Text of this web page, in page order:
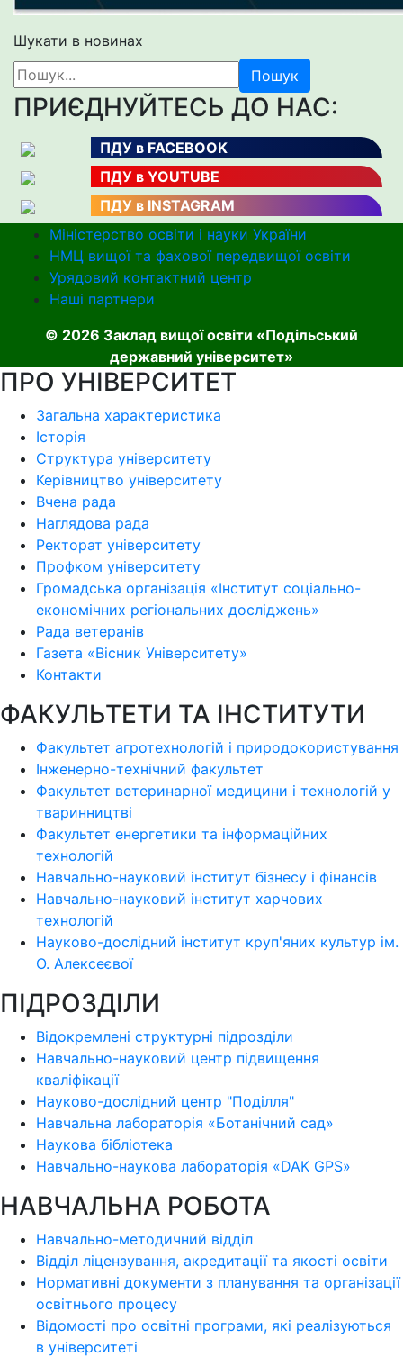
Шукати в новинах
Пошук
ПРИЄДНУЙТЕСЬ ДО НАС:
ПДУ в FACEBOOK
ПДУ в YOUTUBE
ПДУ в INSTAGRAM
Міністерство освіти і науки України
НМЦ вищої та фахової передвищої освіти
Урядовий контактний центр
Наші партнери
© 2026 Заклад вищої освіти «Подільський
державний університет»
ПРО УНІВЕРСИТЕТ
Загальна характеристика
Історія
Структура університету
Керівництво університету
Вчена рада
Наглядова рада
Ректорат університету
Профком університету
Громадська організація «Інститут соціально-
економічних регіональних досліджень»
Рада ветеранів
Газета «Вісник Університету»
Контакти
ФАКУЛЬТЕТИ ТА ІНСТИТУТИ
Факультет агротехнологій і природокористування
Інженерно-технічний факультет
Факультет ветеринарної медицини і технологій у
тваринництві
Факультет енергетики та інформаційних
технологій
Навчально-науковий інститут бізнесу і фінансів
Навчально-науковий інститут харчових
технологій
Науково-дослідний інститут круп'яних культур ім.
О. Алексеєвої
ПІДРОЗДІЛИ
Відокремлені структурні підрозділи
Навчально-науковий центр підвищення
кваліфікації
Науково-дослідний центр "Поділля"
Навчальна лабораторія «Ботанічний сад»
Наукова бібліотека
Навчально-наукова лабораторія «DAK GPS»
НАВЧАЛЬНА РОБОТА
Навчально-методичний відділ
Відділ ліцензування, акредитації та якості освіти
Нормативні документи з планування та організації
освітнього процесу
Відомості про освітні програми, які реалізуються
в університеті